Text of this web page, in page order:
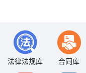
法律法规库 合同库